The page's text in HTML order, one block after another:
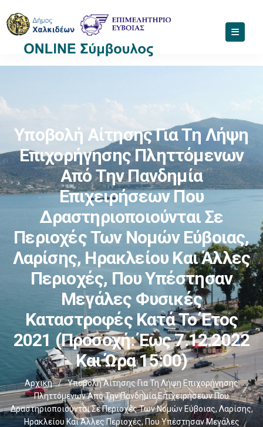
Υποβολή Αίτησης Για Τη Λήψη
Επιχορήγησης Πληττόμενων
Από Την Πανδημία
Επιχειρήσεων Που
Δραστηριοποιούνται Σε
Περιοχές Των Νομών Εύβοιας,
Λαρίσης, Ηρακλείου Και Άλλες
Περιοχές, Που Υπέστησαν
Μεγάλες Φυσικές
Καταστροφές Κατά Το Έτος
2021 (Προσοχή: Έως 7.12.2022
Και Ώρα 15:00)
Αρχική /
Υποβολή Αίτησης Για Τη Λήψη Επιχορήγησης
Πληττόμενων Από Την Πανδημία Επιχειρήσεων Που
Δραστηριοποιούνται Σε Περιοχές Των Νομών Εύβοιας, Λαρίσης,
Ηρακλείου Και Άλλες Περιοχές, Που Υπέστησαν Μεγάλες